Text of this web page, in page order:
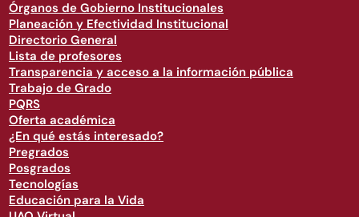
Órganos de Gobierno Institucionales
Planeación y Efectividad Institucional
Directorio General
Lista de profesores
Transparencia y acceso a la información pública
Trabajo de Grado
PQRS
Oferta académica
¿En qué estás interesado?
Pregrados
Posgrados
Tecnologías
Educación para la Vida